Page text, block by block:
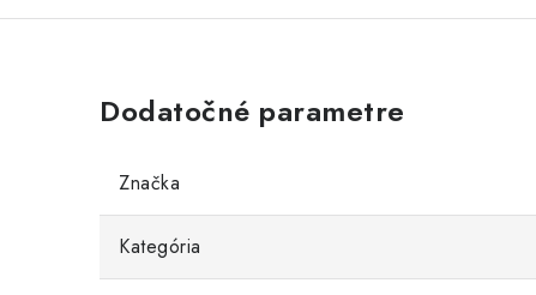
Dodatočné parametre
Značka
Kategória